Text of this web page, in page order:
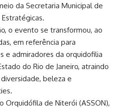
da Secretaria Municipal de
o evento se transformou, ao
em referência para
e admiradores da orquidofilia
do Rio de Janeiro, atraindo
beleza e
Orquidófila de Niterói (ASSON),